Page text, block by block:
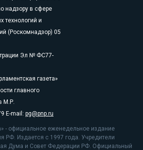
надзору в сфере
технологий и
(Роскомнадзор) 05
Эл № ФС77-
газета»
главного
М.Р.
E-mail: pg@pnp.ru
- официальное еженедельное издание
РФ. Издается с 1997 года. Учредители
Дума и Совет Федерации РФ. Официальный